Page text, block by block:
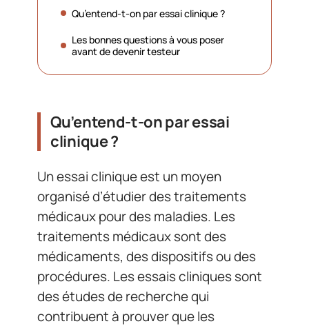
Qu’entend-t-on par essai clinique ?
Les bonnes questions à vous poser
avant de devenir testeur
Qu’entend-t-on par essai
clinique ?
Un essai clinique est un moyen
organisé d’étudier des traitements
médicaux pour des maladies. Les
traitements médicaux sont des
médicaments, des dispositifs ou des
procédures. Les essais cliniques sont
des études de recherche qui
contribuent à prouver que les